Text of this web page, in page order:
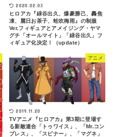
2020.02.03
ヒロアカ『緑谷出久、爆豪勝己、轟焦
凍、麗日お茶子、蛙吹梅雨』の制服
Ver.フィギュアとアメイジング・ヤマ
グチ「オールマイト」「緑谷出久」フ
ィギュア化決定！（update）
アニメ
2019.11.20
TVアニメ『ヒロアカ』第3期に登場す
る新敵連合「トゥワイス」、「Mr.コン
プレス」、「スピナー」、「マグネ」